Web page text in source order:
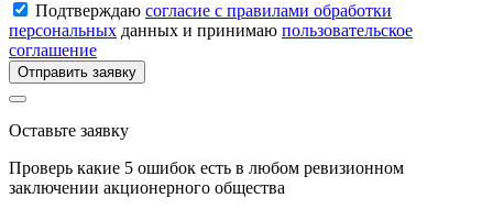
Подтверждаю согласие с правилами обработки
персональных данных и принимаю пользовательское
соглашение
Отправить заявку
Оставьте заявку
Проверь какие 5 ошибок есть в любом ревизионном
заключении акционерного общества